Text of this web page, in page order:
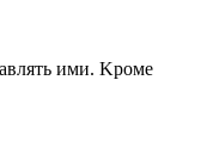
ими. Kрοме